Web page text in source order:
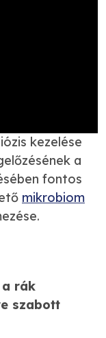
kezelése
a
fontos
mikrobiom
a rák
szabott